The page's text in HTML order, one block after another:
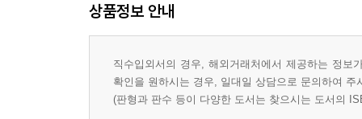
상품정보 안내
직수입외서의 경우, 해외거래처에서 제공하는 정
확인을 원하시는 경우, 일대일 상담으로 문의하여 주
(판형과 판수 등이 다양한 도서는 찾으시는 도서의